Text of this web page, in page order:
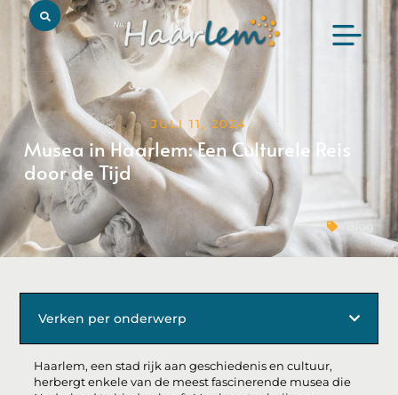
JULI 11, 2024
Musea in Haarlem: Een Culturele Reis
door de Tijd
Haarlem, een stad rijk aan geschiedenis en cultuur,
herbergt enkele van de meest fascinerende musea die
Verken per onderwerp